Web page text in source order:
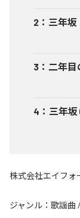
2 ： 三年坂
3 ： 二年目
4 ： 三年
株式会社エイフォ
ジャンル： 歌謡曲 /